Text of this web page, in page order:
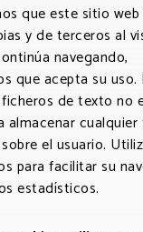
que este sitio
y de terceros al
navegando,
que acepta su uso.
de texto no
almacenar
el usuario.
para facilitar su
estadísticos.